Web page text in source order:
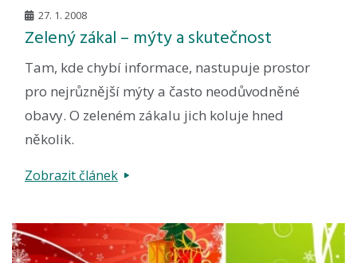
27. 1. 2008
Zelený zákal – mýty a skutečnost
Tam, kde chybí informace, nastupuje prostor
pro nejrůznější mýty a často neodůvodněné
obavy. O zeleném zákalu jich koluje hned
několik.
Zobrazit článek